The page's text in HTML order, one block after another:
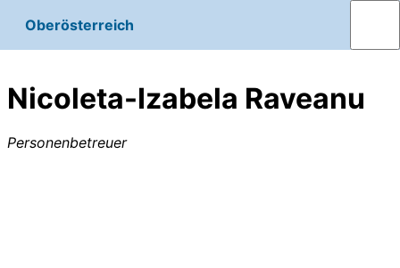
Oberösterreich
Nicoleta-Izabela Raveanu
Personenbetreuer